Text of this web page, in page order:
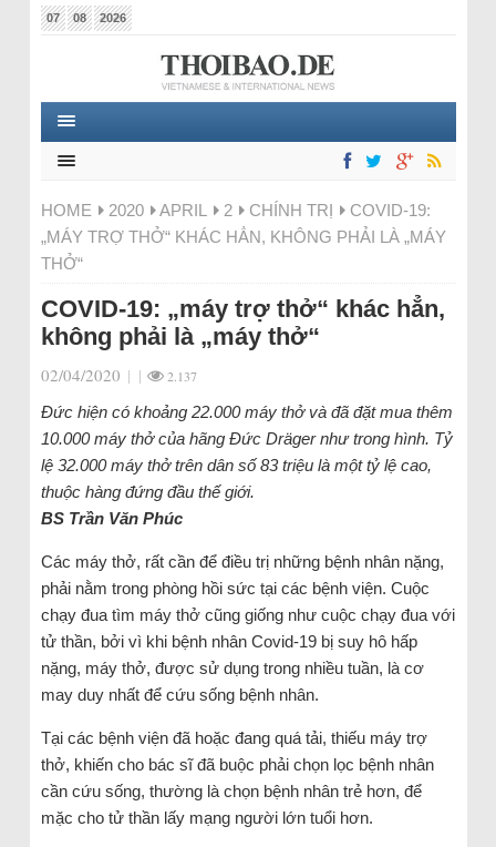
07 08 2026
HOME 2020 APRIL 2 CHÍNH TRỊ
COVID-19:
„MÁY TRỢ THỞ“ KHÁC HẲN, KHÔNG PHẢI LÀ „MÁY
THỞ“
COVID-19: „máy trợ thở“ khác hẳn,
không phải là „máy thở“
02/04/2020 | | 2.137
Đức hiện có khoảng 22.000 máy thở và đã đặt mua thêm
10.000 máy thở của hãng Đức Dräger như trong hình. Tỷ
lệ 32.000 máy thở trên dân số 83 triệu là một tỷ lệ cao,
thuộc hàng đứng đầu thế giới.
BS Trần Văn Phúc
Các máy thở, rất cần để điều trị những bệnh nhân nặng,
phải nằm trong phòng hồi sức tại các bệnh viện. Cuộc
chạy đua tìm máy thở cũng giống như cuộc chạy đua với
tử thần, bởi vì khi bệnh nhân Covid-19 bị suy hô hấp
nặng, máy thở, được sử dụng trong nhiều tuần, là cơ
may duy nhất để cứu sống bệnh nhân.
Tại các bệnh viện đã hoặc đang quá tải, thiếu máy trợ
thở, khiến cho bác sĩ đã buộc phải chọn lọc bệnh nhân
cần cứu sống, thường là chọn bệnh nhân trẻ hơn, để
mặc cho tử thần lấy mạng người lớn tuổi hơn.